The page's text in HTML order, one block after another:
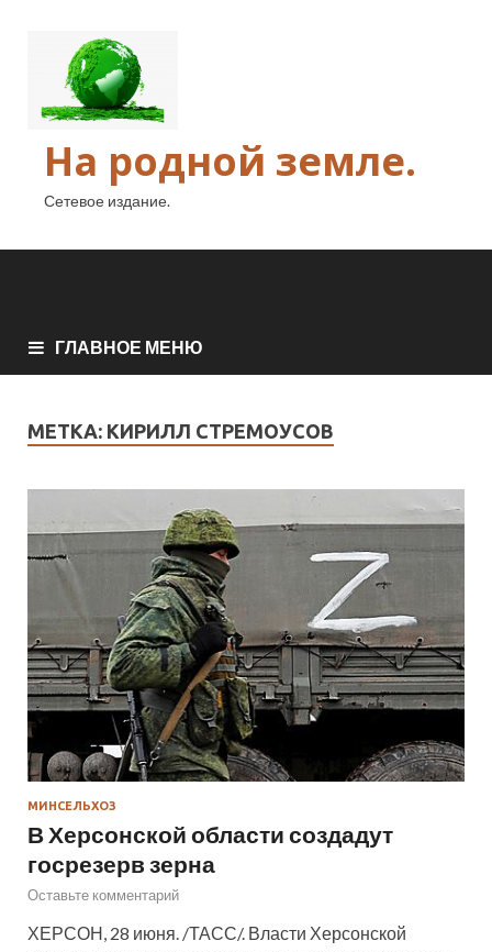
На родной земле.
Сетевое издание.
ГЛАВНОЕ МЕНЮ
МЕТКА: КИРИЛЛ СТРЕМОУСОВ
МИНСЕЛЬХОЗ
В Херсонской области создадут
госрезерв зерна
Оставьте комментарий
ХЕРСОН, 28 июня. /ТАСС/. Власти Херсонской